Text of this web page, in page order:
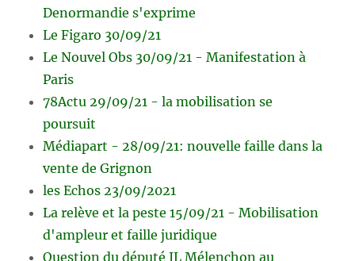
Denormandie s'exprime
Le Figaro 30/09/21
Le Nouvel Obs 30/09/21 - Manifestation à
Paris
78Actu 29/09/21 - la mobilisation se
poursuit
Médiapart - 28/09/21: nouvelle faille dans la
vente de Grignon
les Echos 23/09/2021
La relève et la peste 15/09/21 - Mobilisation
d'ampleur et faille juridique
Question du député JL Mélenchon au